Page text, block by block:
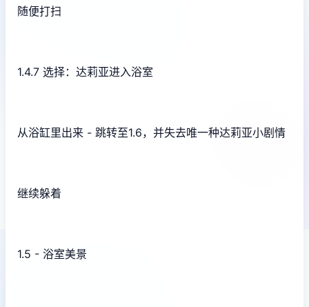
随便打扫
1.4.7 选择：达莉亚进入浴室
从浴缸里出来 - 跳转至1.6，并失去唯一种达莉亚小剧情
继续躲着
1.5 - 浴室美景